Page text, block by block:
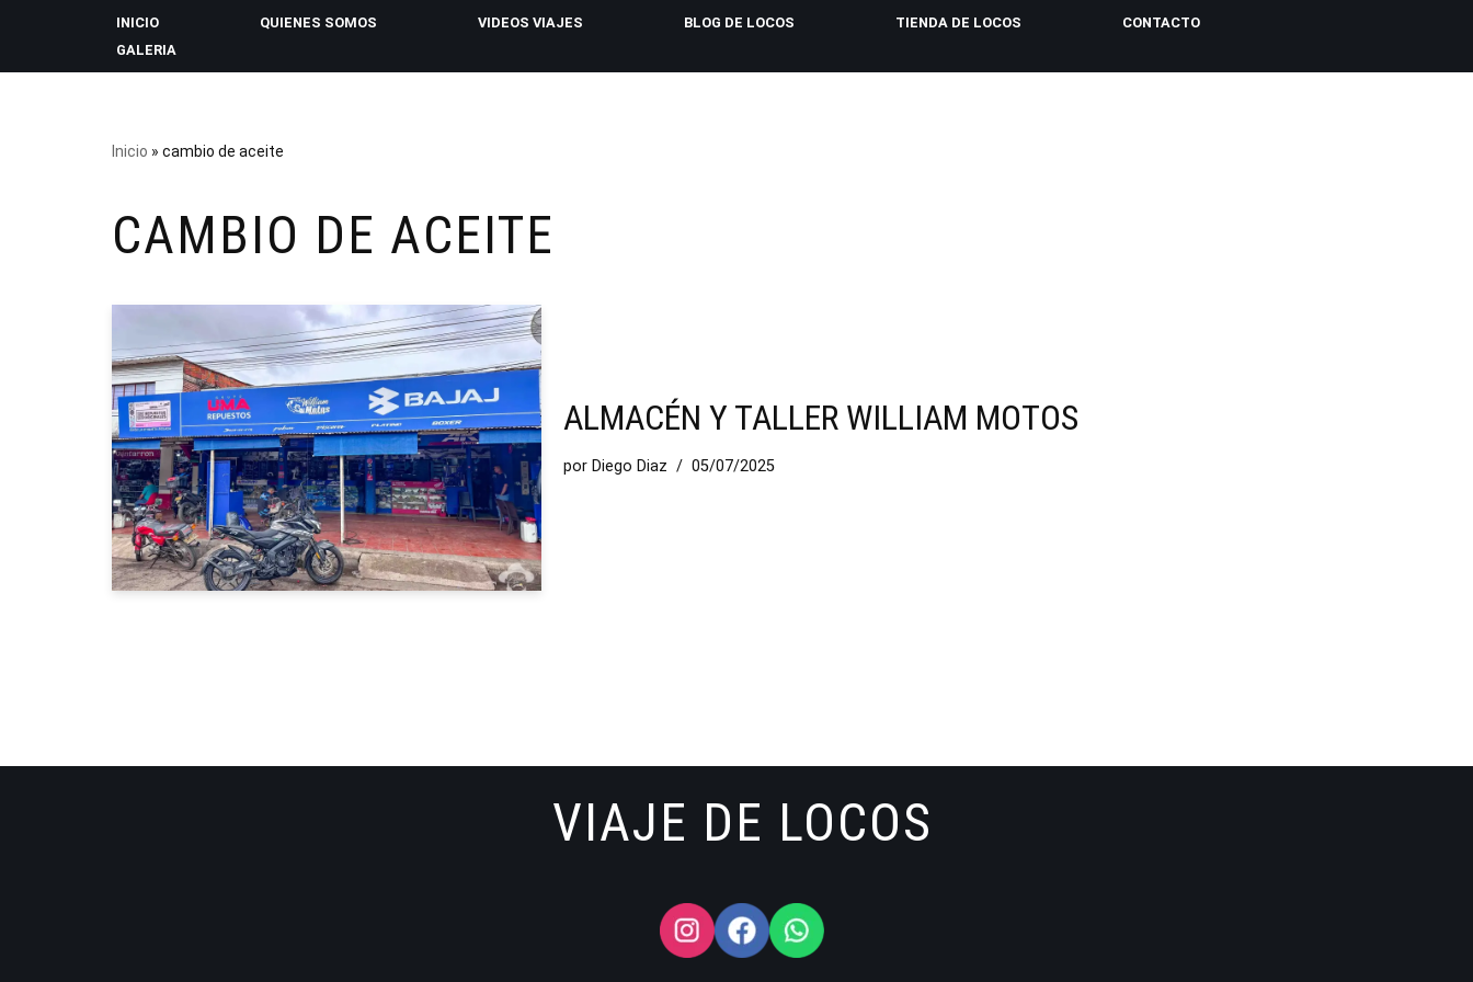
INICIO QUIENES SOMOS VIDEOS VIAJES BLOG DE LOCOS TIENDA DE LOCOS
CONTACTO
GALERIA
Inicio » cambio de aceite
CAMBIO DE ACEITE
ALMACÉN Y TALLER WILLIAM MOTOS
por Diego Diaz 05/07/2025
VIAJE DE LOCOS